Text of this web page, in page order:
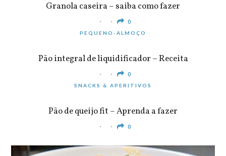
Granola caseira – saiba como fazer
0
PEQUENO-ALMOÇO
Pão integral de liquidificador – Receita
0
SNACKS & APERITIVOS
Pão de queijo fit – Aprenda a fazer
0